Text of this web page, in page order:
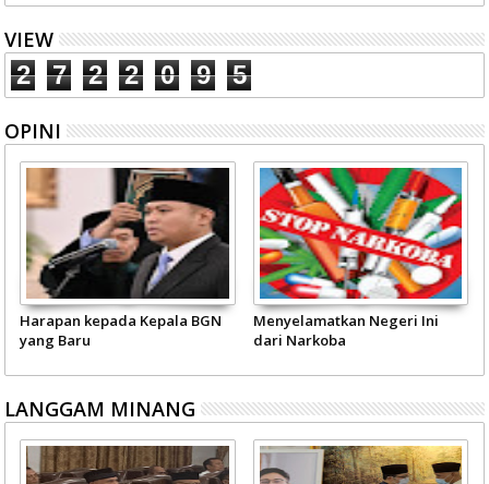
VIEW
2 7 2 2 0 9 5
OPINI
Harapan kepada Kepala BGN
yang Baru
Menyelamatkan Negeri Ini
dari Narkoba
LANGGAM MINANG